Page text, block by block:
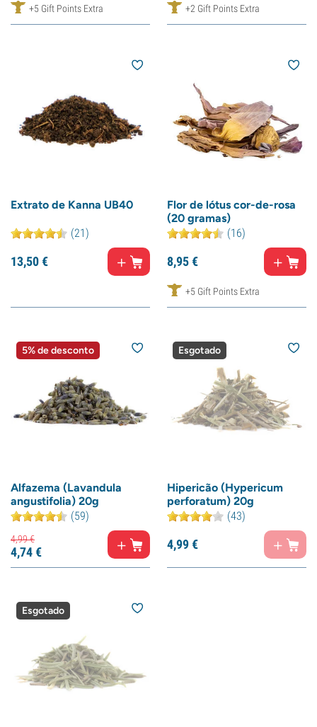
+5 Gift Points Extra +2 Gift Points Extra
Extrato de Kanna UB40
(21)
13,50€
Flor de lótus cor-de-rosa
(20 gramas)
(16)
8,95€
+5 Gift Points Extra
5% de desconto
Alfazema (Lavandula
angustifolia) 20g
(59)
4,99€
4,74€
Esgotado
Hipericão (Hypericum
perforatum) 20g
(43)
4,99€
Esgotado